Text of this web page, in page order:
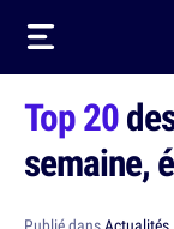
Top 20
semaine,